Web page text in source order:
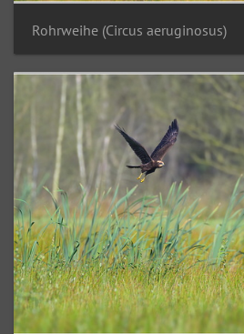
Rohrweihe (Circus aeruginosus)